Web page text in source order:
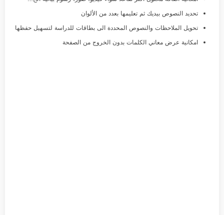
تحديد النصوص بيديك ثم تعليمها بعدد من الألوان
تحويل الملاحظات والنصوص المحددة الى بطاقات للدراسة لتسهيل حفظها
امكانية عرض معاني الكلمات بدون الخروج من الصفحة